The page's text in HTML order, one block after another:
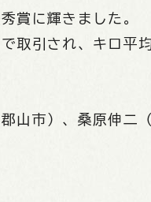
賞に輝きました。
取引され、キロ平
市）、桑原伸二（